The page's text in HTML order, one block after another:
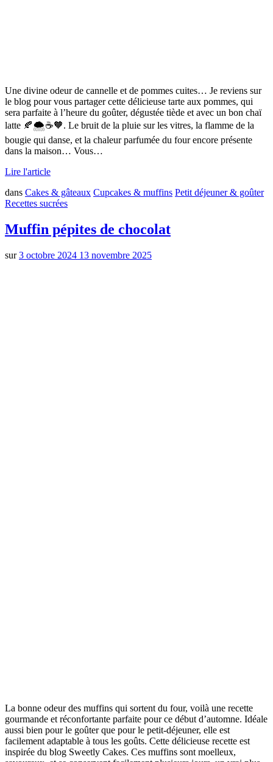
Une divine odeur de cannelle et de pommes cuites… Je reviens sur
le blog pour vous partager cette délicieuse tarte aux pommes, qui
sera parfaite à l’heure du goûter, dégustée tiède et avec un bon chaï
latte 🍂🌨️☕️🧡. Le bruit de la pluie sur les vitres, la flamme de la
bougie qui danse, et la chaleur parfumée du four encore présente
dans la maison… Vous…
Lire l'article
dans Cakes & gâteaux Cupcakes & muffins Petit déjeuner & goûter
Recettes sucrées
Muffin pépites de chocolat
sur3 octobre 2024 13 novembre 2025
La bonne odeur des muffins qui sortent du four, voilà une recette
gourmande et réconfortante parfaite pour ce début d’automne. Idéale
aussi bien pour le goûter que pour le petit-déjeuner, elle est
facilement adaptable à tous les goûts. Cette délicieuse recette est
inspirée du blog Sweetly Cakes. Ces muffins sont moelleux,